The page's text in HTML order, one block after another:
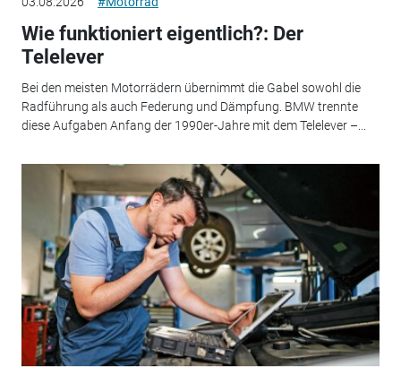
Wie funktioniert eigentlich?: Der
Telelever
Bei den meisten Motorrädern übernimmt die Gabel sowohl die
Radführung als auch Federung und Dämpfung. BMW trennte
diese Aufgaben Anfang der 1990er-Jahre mit dem Telelever –...